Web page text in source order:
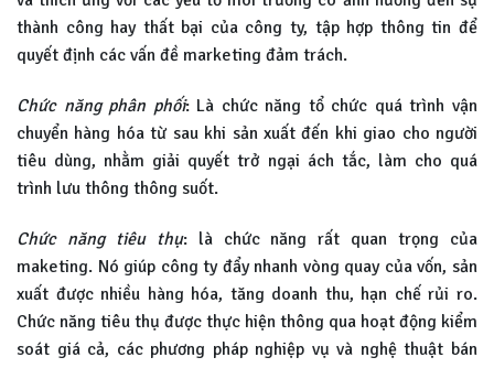
thành công hay thất bại của công ty, tập hợp thông tin để
quyết định các vấn đề marketing đảm trách.
Chức năng phân phối: Là chức năng tổ chức quá trình vận
chuyển hàng hóa từ sau khi sản xuất đến khi giao cho người
tiêu dùng, nhằm giải quyết trở ngại ách tắc, làm cho quá
trình lưu thông thông suốt.
Chức năng tiêu thụ: là chức năng rất quan trọng của
maketing. Nó giúp công ty đẩy nhanh vòng quay của vốn, sản
xuất được nhiều hàng hóa, tăng doanh thu, hạn chế rủi ro.
Chức năng tiêu thụ được thực hiện thông qua hoạt động kiểm
soát giá cả, các phương pháp nghiệp vụ và nghệ thuật bán